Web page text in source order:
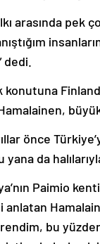
arasında pek
dedi.
konutuna
önce
da
Paimio
bu